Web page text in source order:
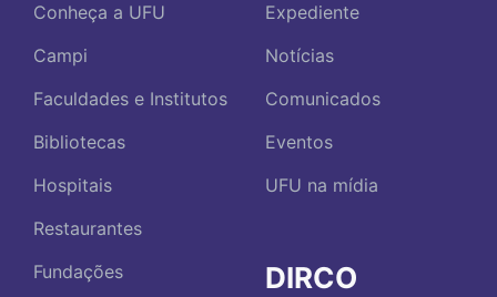
Conheça a UFU
Campi
Faculdades e Institutos
Bibliotecas
Hospitais
Restaurantes
Fundações
Expediente
Notícias
Comunicados
Eventos
UFU na mídia
DIRCO